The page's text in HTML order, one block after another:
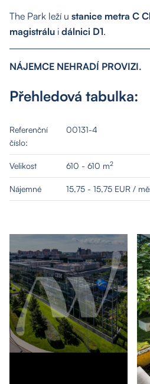
The Park leží u stanice metra C
magistrálu i dálnici D1.
NÁJEMCE NEHRADÍ PROVIZI.
Přehledová tabulka:
Referenční
číslo:
00131-4
Velikost 610 - 610 m2
Nájemné 15,75 - 15,75 EUR /